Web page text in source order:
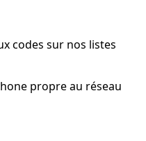
codes sur nos listes